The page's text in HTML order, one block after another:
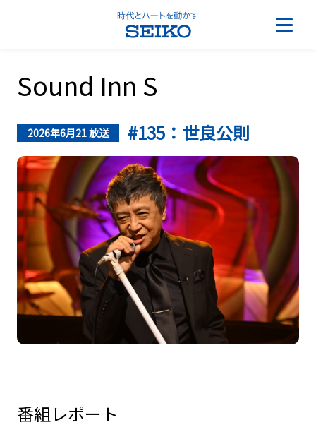
Sound Inn S
2026年6月21 放送 #135：世良公則
番組レポート